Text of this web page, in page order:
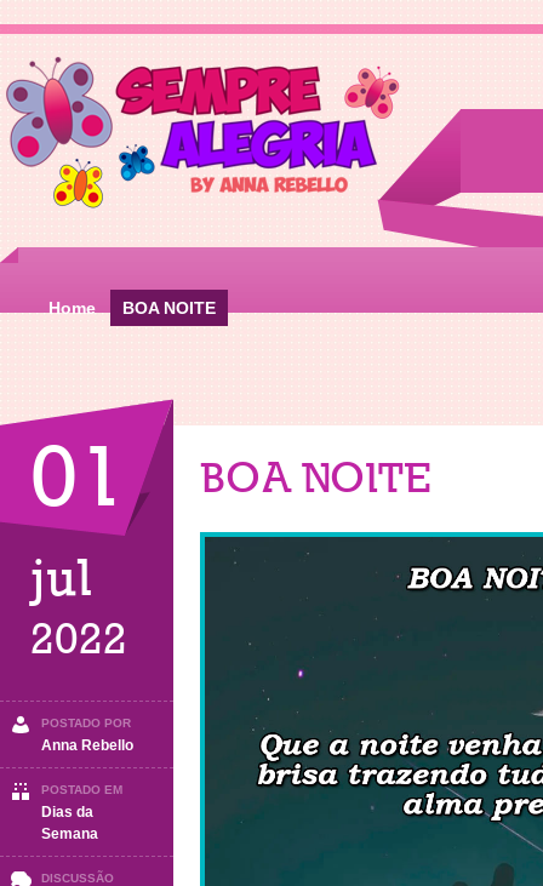
Home BOA NOITE
01
jul
2022
POSTADO POR
Anna Rebello
POSTADO EM
Dias da
Semana
DISCUSSÃO
BOA NOITE